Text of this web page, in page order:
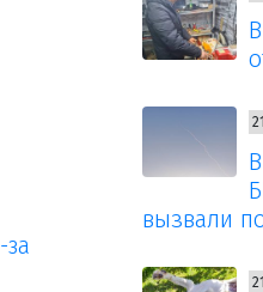
за
вызвали